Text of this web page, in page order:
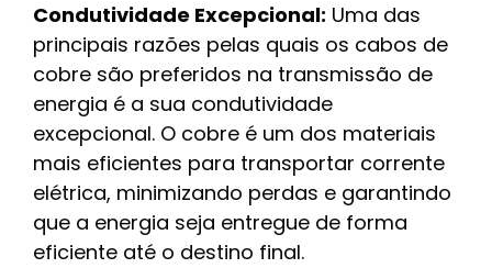
Condutividade Excepcional: Uma das
principais razões pelas quais os cabos de
cobre são preferidos na transmissão de
energia é a sua condutividade
excepcional. O cobre é um dos materiais
mais eficientes para transportar corrente
elétrica, minimizando perdas e garantindo
que a energia seja entregue de forma
eficiente até o destino final.